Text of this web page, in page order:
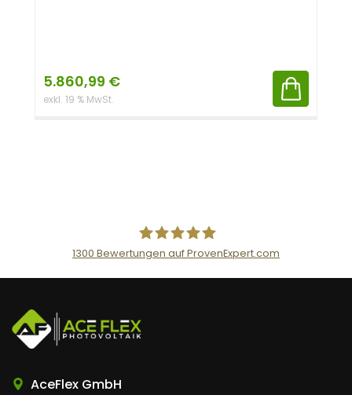
5.860,99 €
exkl. 19 % MwSt.
AceFlex GmbH
1300 Bewertungen auf ProvenExpert.com
AceFlex GmbH